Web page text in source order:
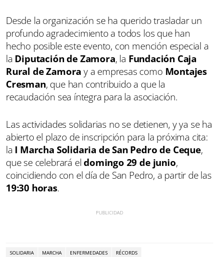
Desde la organización se ha querido trasladar un
profundo agradecimiento a todos los que han
hecho posible este evento, con mención especial a
la Diputación de Zamora, la Fundación Caja
Rural de Zamora y a empresas como Montajes
Cresman, que han contribuido a que la
recaudación sea íntegra para la asociación.
Las actividades solidarias no se detienen, y ya se ha
abierto el plazo de inscripción para la próxima cita:
la I Marcha Solidaria de San Pedro de Ceque,
que se celebrará eldomingo 29 de junio,
coincidiendo con el día de San Pedro, a partir de las
19:30 horas.
SOLIDARIA MARCHA ENFERMEDADES RÉCORDS